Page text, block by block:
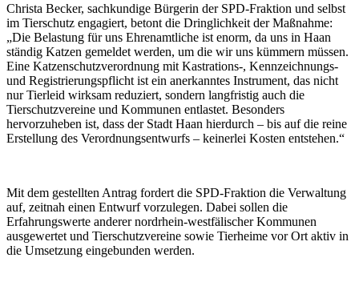
Christa Becker, sachkundige Bürgerin der SPD-Fraktion und selbst
im Tierschutz engagiert, betont die Dringlichkeit der Maßnahme:
„Die Belastung für uns Ehrenamtliche ist enorm, da uns in Haan
ständig Katzen gemeldet werden, um die wir uns kümmern müssen.
Eine Katzenschutzverordnung mit Kastrations-, Kennzeichnungs-
und Registrierungspflicht ist ein anerkanntes Instrument, das nicht
nur Tierleid wirksam reduziert, sondern langfristig auch die
Tierschutzvereine und Kommunen entlastet. Besonders
hervorzuheben ist, dass der Stadt Haan hierdurch – bis auf die reine
Erstellung des Verordnungsentwurfs – keinerlei Kosten entstehen.“
Mit dem gestellten Antrag fordert die SPD-Fraktion die Verwaltung
auf, zeitnah einen Entwurf vorzulegen. Dabei sollen die
Erfahrungswerte anderer nordrhein-westfälischer Kommunen
ausgewertet und Tierschutzvereine sowie Tierheime vor Ort aktiv in
die Umsetzung eingebunden werden.